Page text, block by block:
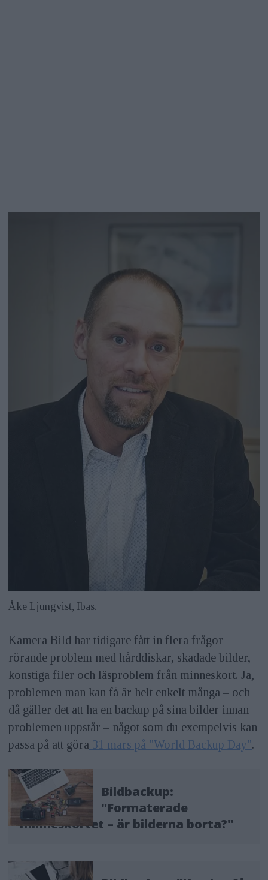
Åke Ljungvist, Ibas.
Kamera Bild har tidigare fått in flera frågor
rörande problem med hårddiskar, skadade bilder,
konstiga filer och läsproblem från minneskort. Ja,
problemen man kan få är helt enkelt många – och
då gäller det att ha en backup på sina bilder innan
problemen uppstår – något som du exempelvis kan
passa på att göra 31 mars på "World Backup Day".
Bildbackup:
"Formaterade
minneskortet – är bilderna borta?"